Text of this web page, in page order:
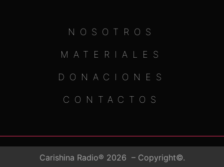
NOSOTROS
MATERIALES
DONACIONES
CONTACTOS
Carishina Radio® 2026 – Copyright©.